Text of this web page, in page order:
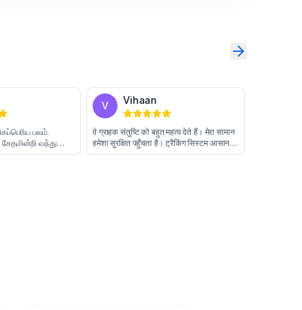
நேர்த்தி இவர்களின் மிகப்பெரிய பலம்.
பொருட்கள் எப்போதும் சேதமின்றி வந்து
சேர்கின்றன. ஊழியர்கள் எப்போதும்
वे ग्राहक संतुष्टि को बहुत महत्व देते हैं।
हमेशा सुरक्षित पहुँचता है। ट्रैकिंग
और सटीक है। मैं इन पर हमेशा भरोसा